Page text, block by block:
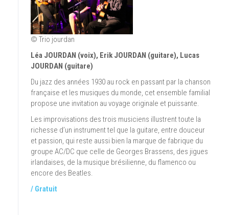
© Trio jourdan
Léa JOURDAN (voix), Erik JOURDAN (guitare), Lucas
JOURDAN (guitare)
Du jazz des années 1930 au rock en passant par la chanson
française et les musiques du monde, cet ensemble familial
propose une invitation au voyage originale et puissante.
Les improvisations des trois musiciens illustrent toute la
richesse d’un instrument tel que la guitare, entre douceur
et passion, qui reste aussi bien la marque de fabrique du
groupe AC/DC que celle de Georges Brassens, des jigues
irlandaises, de la musique brésilienne, du flamenco ou
encore des Beatles.
/ Gratuit